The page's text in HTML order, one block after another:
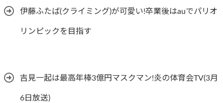
伊藤ふたば(クライミング)が可愛い!卒業後はauでパリオ
リンピックを目指す
吉見一起は最高年棒3億円マスクマン!炎の体育会TV(3月
6日放送)